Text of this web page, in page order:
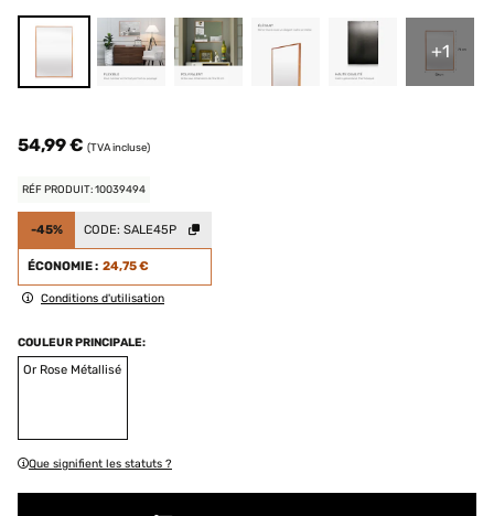
+1
54,99 € (TVA incluse)
RÉF PRODUIT: 10039494
-45% CODE: SALE45P
ÉCONOMIE : 24,75 €
Conditions d'utilisation
COULEUR PRINCIPALE:
Or Rose Métallisé
Que signifient les statuts ?